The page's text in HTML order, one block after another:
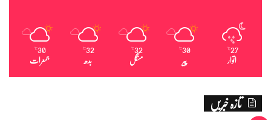
27
℃
اتوار
30
℃
پیر
32
℃
منگل
32
℃
بدھ
30
℃
جمعرات
تازہ خبریں